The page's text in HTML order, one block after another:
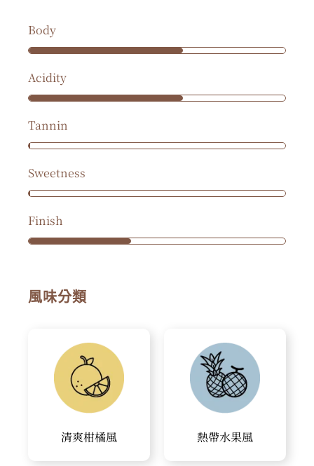
Body
Acidity
Tannin
Sweetness
Finish
風味分類
清爽柑橘風 熱帶水果風